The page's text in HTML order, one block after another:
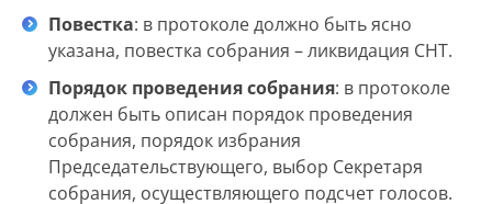
Повестка: в протоколе должно быть ясно
указана, повестка собрания – ликвидация СНТ.
Порядок проведения собрания: в протоколе
должен быть описан порядок проведения
собрания, порядок избрания
Председательствующего, выбор Секретаря
собрания, осуществляющего подсчет голосов.